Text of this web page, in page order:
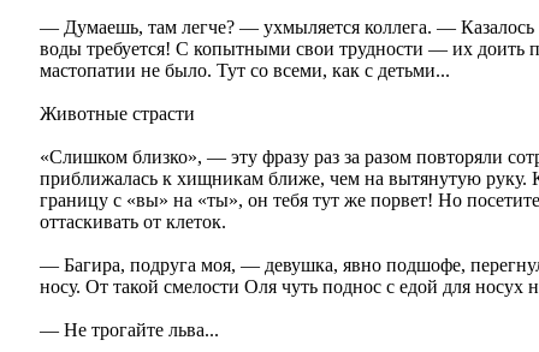
— Думаешь, там легче? — ухмыляется коллега. —
воды требуется! С копытными свои трудности — их доить
мастопатии не было. Тут со всеми, как с детьми...
Животные страсти
«Слишком близко», — эту фразу раз за разом повторяли
приближалась к хищникам ближе, чем на вытянутую руку.
границу с «вы» на «ты», он тебя тут же порвет! Но
оттаскивать от клеток.
— Багира, подруга моя, — девушка, явно подшофе,
носу. От такой смелости Оля чуть поднос с едой для носух
— Не трогайте льва...